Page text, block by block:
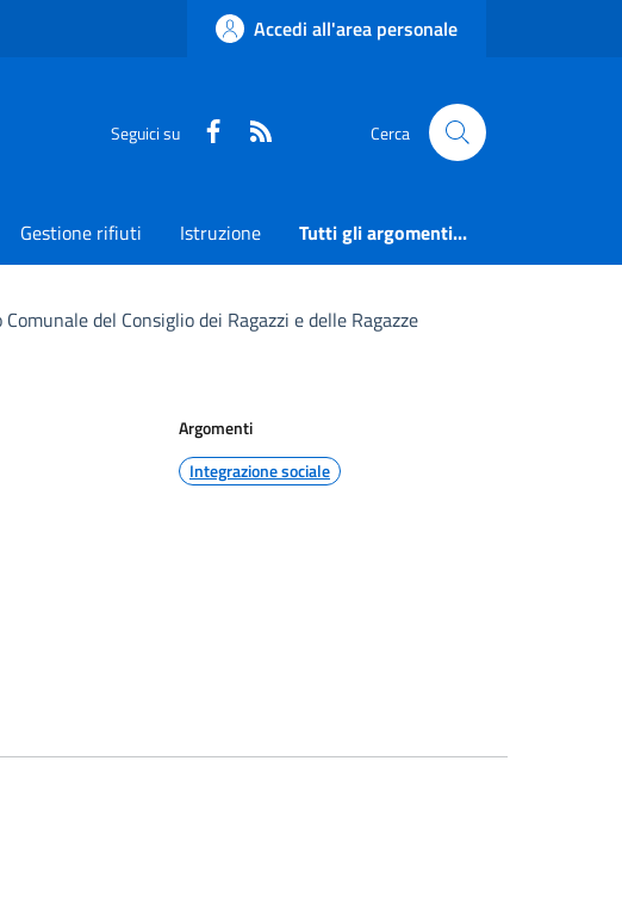
Accedi all'area personale
Seguici su Faceboook Cerca
Gestione rifiuti Istruzione Tutti gli argomenti...
del Consiglio dei Ragazzi e delle Ragazze
Argomenti
Integrazione sociale